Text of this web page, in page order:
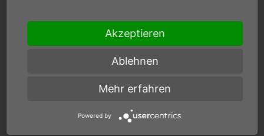
Downloads
Wichtige Informationen
Bewertungen
Akzeptieren
Ablehnen
Mehr erfahren
Powered by